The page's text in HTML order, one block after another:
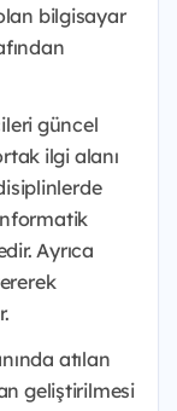
bilgisayar
güncel
ilgi alanı
Ayrıca
atılan
geliştirilmesi